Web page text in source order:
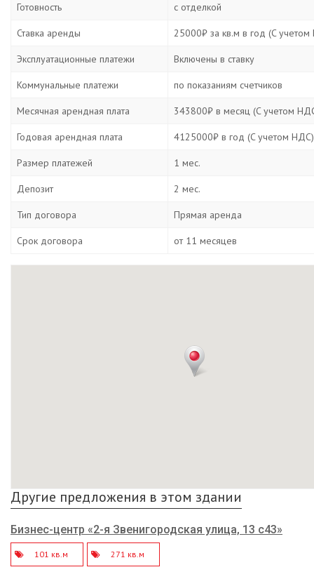
Готовность с отделкой
Ставка аренды 25000₽ за кв.м в год (C
Эксплуатационные платежи Включены в ставку
Коммунальные платежи по показаниям счетчиков
Месячная арендная плата 343800₽ в месяц (C учетом
Годовая арендная плата 4125000₽ в год (C учетом НДС)
Размер платежей 1 мес.
Депозит 2 мес.
Тип договора Прямая аренда
Срок договора от 11 месяцев
Другие предложения в этом здании
Бизнес-центр «2-я Звенигородская улица, 13 с43»
101 кв.м 271 кв.м